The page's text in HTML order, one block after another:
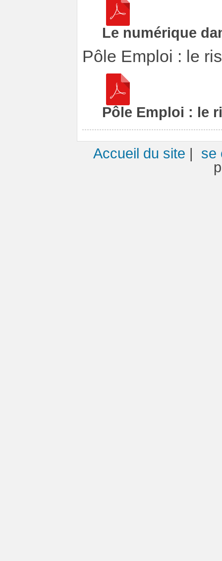
Le numérique
Pôle Emploi : le
Pôle Emploi : le
Accueil du site
se